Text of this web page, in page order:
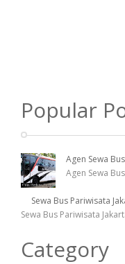
Popular
Agen Sewa
Agen Sewa
Sewa Bus Pariwisata
Sewa Bus Pariwisata
Category